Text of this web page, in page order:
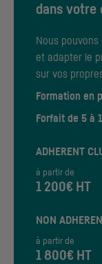
dans votre
Nous
et adapter le
sur vos
Formation en
Forfait de 5 à
ADHERENT
à partir de
1 200€ HT
NON
à partir de
1 800€ HT